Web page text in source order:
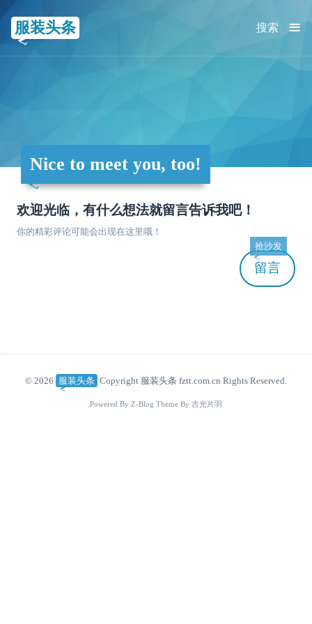
服装头条 ≡
搜索
Nice to meet you, too!
欢迎光临，有什么想法就留言告诉我吧！
你的精彩评论可能会出现在这里哦！
留言
抢沙发
© 2026 服装头条 Copyright 服装头条 fztt.com.cn Rights Reserved.
Powered By Z-Blog Theme By 吉光片羽